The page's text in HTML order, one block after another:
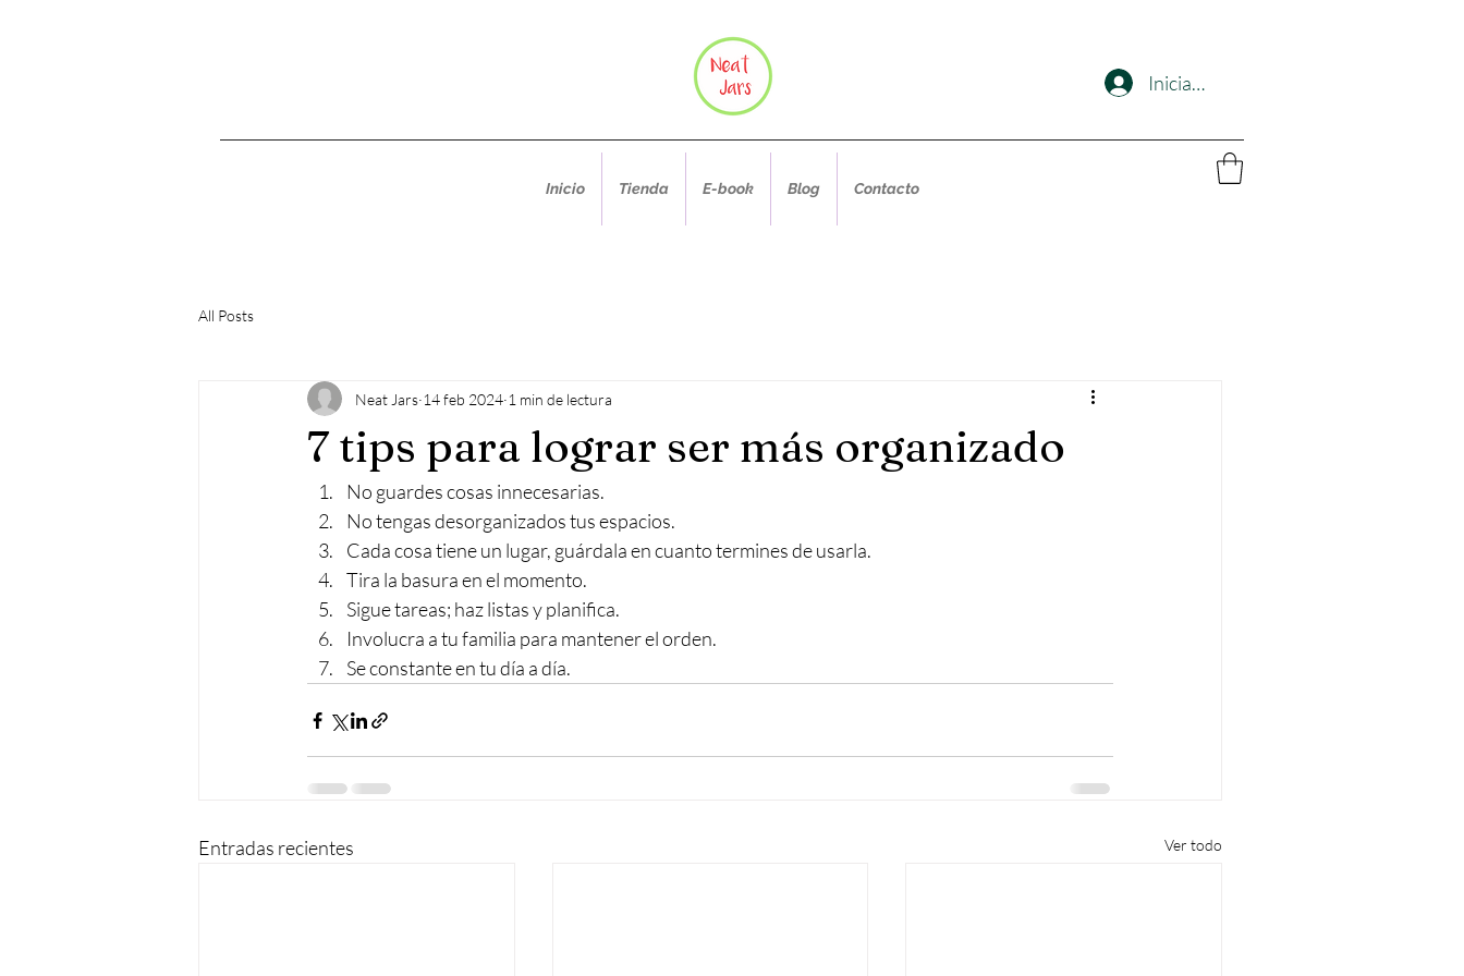
Iniciar sesión
Inicio Tienda E-book Blog Contacto
All Posts
7 tips para lograr ser más organizado
Neat Jars 14 feb 2024 1 min de lectura
No guardes cosas innecesarias.
No tengas desorganizados tus espacios.
Cada cosa tiene un lugar, guárdala en cuanto termines de usarla.
Tira la basura en el momento.
Sigue tareas; haz listas y planifica.
Involucra a tu familia para mantener el orden.
Se constante en tu día a día.
Entradas recientes Ver todo